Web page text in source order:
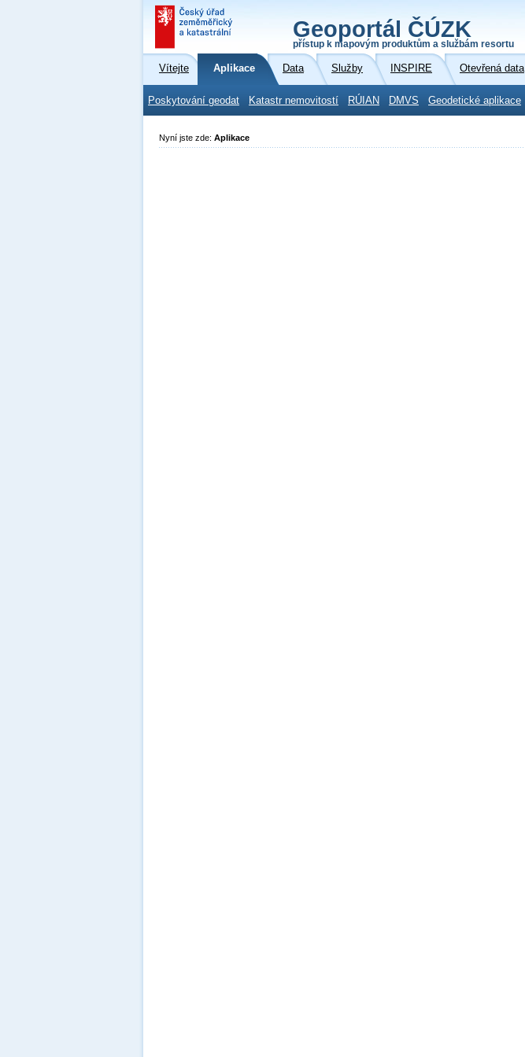
Geoportál ČÚZK
přístup k mapovým produktům a službám resortu
Vítejte Aplikace Data Služby INSPIRE Otevřená data
Poskytování geodat Katastr nemovitostí RÚIAN DMVS Geodetické aplikace
Nyní jste zde: Aplikace